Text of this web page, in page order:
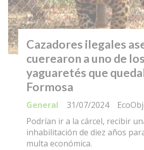
Cazadores ilegales
cuerearon a uno de
yaguaretés que
Formosa
General
31/07/2024
Podrían ir a la cárcel, recibir
inhabilitación de diez años
multa económica.